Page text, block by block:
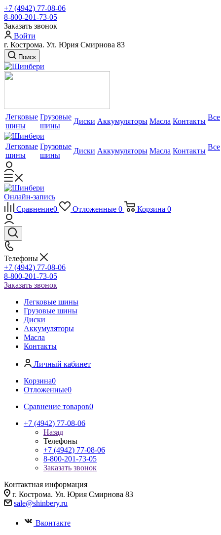
+7 (4942) 77-08-06
8-800-201-73-05
Заказать звонок
Войти
г. Кострома. Ул. Юрия Смирнова 83
Поиск
Легковые
шины
Грузовые
шины
Диски Аккумуляторы Масла Контакты Все
Легковые
шины
Грузовые
шины
Диски Аккумуляторы Масла Контакты Все
Онлайн-запись
Сравнение0 Отложенные 0 Корзина 0
Телефоны
+7 (4942) 77-08-06
8-800-201-73-05
Заказать звонок
Легковые шины
Грузовые шины
Диски
Аккумуляторы
Масла
Контакты
Личный кабинет
Корзина0
Отложенные0
Сравнение товаров0
+7 (4942) 77-08-06
Назад
Телефоны
+7 (4942) 77-08-06
8-800-201-73-05
Заказать звонок
Контактная информация
г. Кострома. Ул. Юрия Смирнова 83
sale@shinbery.ru
Вконтакте